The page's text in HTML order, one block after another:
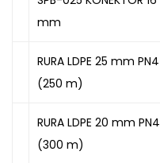
mm
RURA LDPE 25 mm PN4
(250 m)
RURA LDPE 20 mm PN4
(300 m)